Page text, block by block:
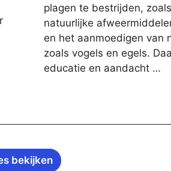
plagen te bestrijden,
natuurlijke
en het aanmoedigen van
zoals vogels en egels.
educatie en aandacht …
bekijken